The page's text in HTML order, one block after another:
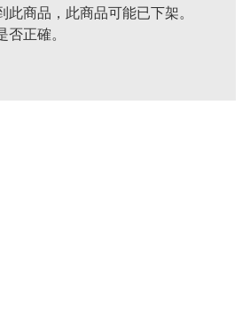
商品，此商品可能已下架。
正確。